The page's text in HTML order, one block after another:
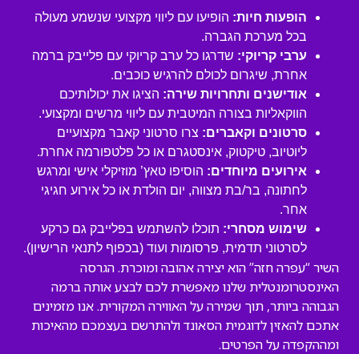
הופעות חיות: הופיעו עם ליווי מקצועי שנשמע מעולה
בכל מערכת הגברה.
ערבי קריוקי: שדרגו כל ערב קריוקי עם פלייבק ברמה
אחרת, שיגרום לכולם להרגיש כוכבים.
אודישנים ותחרויות שירה: הציגו את יכולותיכם
הווקאליות בצורה המיטבית עם ליווי מרשים ומקצועי.
סרטונים וקאברים: צרו סרטוני קאבר מקצועיים
ליוטיוב, טיקטוק, אינסטגרם או כל פלטפורמה אחרת.
אירועים מיוחדים: הוסיפו טאץ’ מוזיקלי אישי ומרגש
לחתונה, בר/בת מצווה, יום הולדת או כל אירוע חגיגי
אחר.
שימוש מסחרי: תוכלו להשתמש בפלייבק גם כרקע
לסרטוני תדמית, פרסומות ועוד (בכפוף לתנאי הרישיון).
השיר “עפרה חזה” הוא יצירה אהובה ומוכרת. הגרסה
האינסטרומנטלית שלנו מאפשרת לכם לבצע אותה ברמה
הגבוהה ביותר, תוך שמירה על האווירה המקורית. אנו מזמינים
אתכם להאזין לדוגמית הסאונד ולהתרשם בעצמכם מהאיכות
ומההקפדה על הפרטים.